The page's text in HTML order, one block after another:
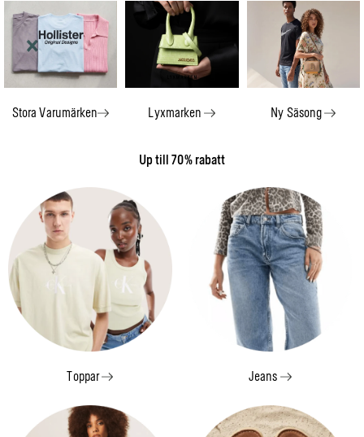
Stora Varumärken Lyxmarken Ny Säsong
Up till 70% rabatt
Toppar Jeans